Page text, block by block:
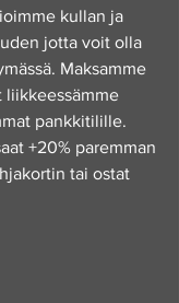
kullan ja
jotta voit olla
Maksamme
liikkeessämme
pankkitilille.
+20% paremman
tai ostat